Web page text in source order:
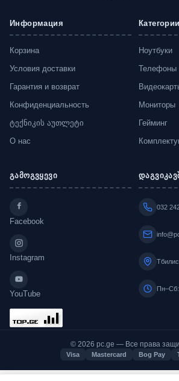
Информация
Корзина
Условия доставки
Гарантия и возврат
Конфиденциальность
ტექნიკის აუთლეტი
О нас
Категории
Ноутбуки
Телефоны
Мониторы
Гейминг
გამოგვყევი
Facebook
Instagram
YouTube
032
© 2026 pc.ge — Все права
Visa Mastercard Bog Pay